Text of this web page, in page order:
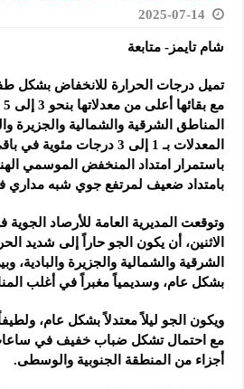
2025-07-14
شام تايمز- متابعة
تميل درجات الحرارة للانخفاض بشكل
مع بقائها أعلى من معدلاتها بنحو 3 إلى 5 درجات مئوية
المناطق الشرقية والشمالية والجزيرة
المعدلات بـ 1 إلى 3 درجات
باستمرار امتداد المنخفض الموسمي
بامتداد ضعيف لمرتفع جوي شبه مداري
وتوقعت المديرية العامة للأرصاد الجوية
الاثنين، أن يكون الجو حاراً إلى شديد
الشرقية والشمالية والجزيرة والبادية،
بشكل عام، وسديمياً مغبراً في أغلب
ويكون الجو ليلاً معتدلاً بشكل عام،
مع احتمال تشكل ضباب خفيف في ساعات
أجزاء من المنطقة الجنوبية والوسطى.